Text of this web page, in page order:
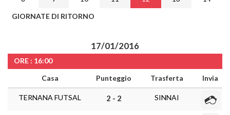
GIORNATE DI RITORNO
17/01/2016
ORE : 16:00
Casa
Punteggio Trasferta Invia
TERNANA FUTSAL 2 - 2 SINNAI